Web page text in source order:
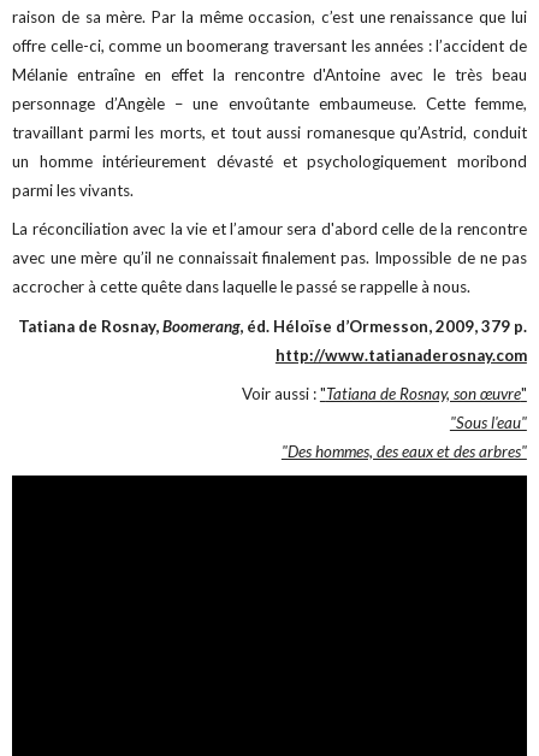
raison de sa mère.Par la même occasion, c’est une renaissance que lui
offre celle-ci, comme un boomerang traversant les années : l’accident de
Mélanie entraîne en effet la rencontre d'Antoine avec le très beau
personnage d’Angèle – une envoûtante embaumeuse. Cette femme,
travaillant parmi les morts, et tout aussi romanesque qu’Astrid, conduit
un homme intérieurement dévasté et psychologiquement moribond
parmi les vivants.
La réconciliation avec la vie et l’amour sera d'abord celle de la rencontre
avec une mère qu’il ne connaissait finalement pas. Impossible de ne pas
accrocher à cette quête dans laquelle le passé se rappelle à nous.
Tatiana de Rosnay,Boomerang, éd. Héloïse d’Ormesson, 2009, 379 p.
http://www.tatianaderosnay.com
Voir aussi :"Tatiana de Rosnay, son œuvre"
"Sous l'eau"
"Des hommes, des eaux et des arbres"